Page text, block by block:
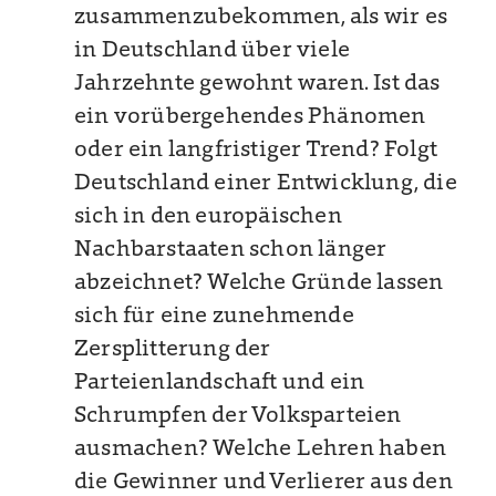
zusammenzubekommen, als wir es
in Deutschland über viele
Jahrzehnte gewohnt waren. Ist das
ein vorübergehendes Phänomen
oder ein langfristiger Trend? Folgt
Deutschland einer Entwicklung, die
sich in den europäischen
Nachbarstaaten schon länger
abzeichnet? Welche Gründe lassen
sich für eine zunehmende
Zersplitterung der
Parteienlandschaft und ein
Schrumpfen der Volksparteien
ausmachen? Welche Lehren haben
die Gewinner und Verlierer aus den